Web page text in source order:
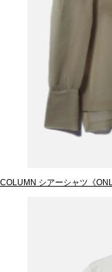
COLUMN シアーシャツ《